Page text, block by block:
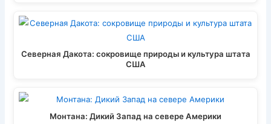
Северная Дакота: сокровище природы и культура штата
США
Монтана: Дикий Запад на севере Америки